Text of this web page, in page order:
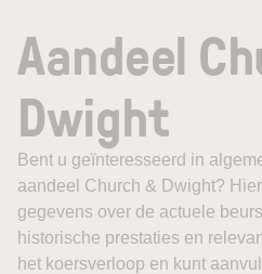
Aandeel
Dwight
Bent u geïnteresseerd in
aandeel Church & Dwight?
gegevens over de actuele
historische prestaties en
het koersverloop en kunt